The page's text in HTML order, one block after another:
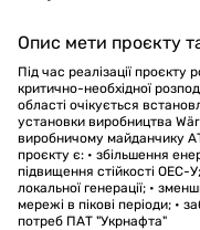
Опис мети проєкту
Під час реалізації
критично-необхідної
області очікується
установки виробництва
виробничому майданчику
проєкту є: • збільшення
підвищення стійкості ОЕС-
локальної генерації; •
мережі в пікові періоди; •
потреб ПАТ "Укрнафта"